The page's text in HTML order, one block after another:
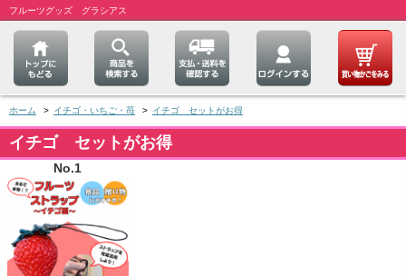
フルーツグッズ グラシアス
ホーム > イチゴ・いちご・苺 > イチゴ セットがお得
イチゴ セットがお得
No.1